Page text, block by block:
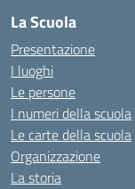
La Scuola
Presentazione
I luoghi
Le persone
I numeri della scuola
Le carte della scuola
Organizzazione
La storia